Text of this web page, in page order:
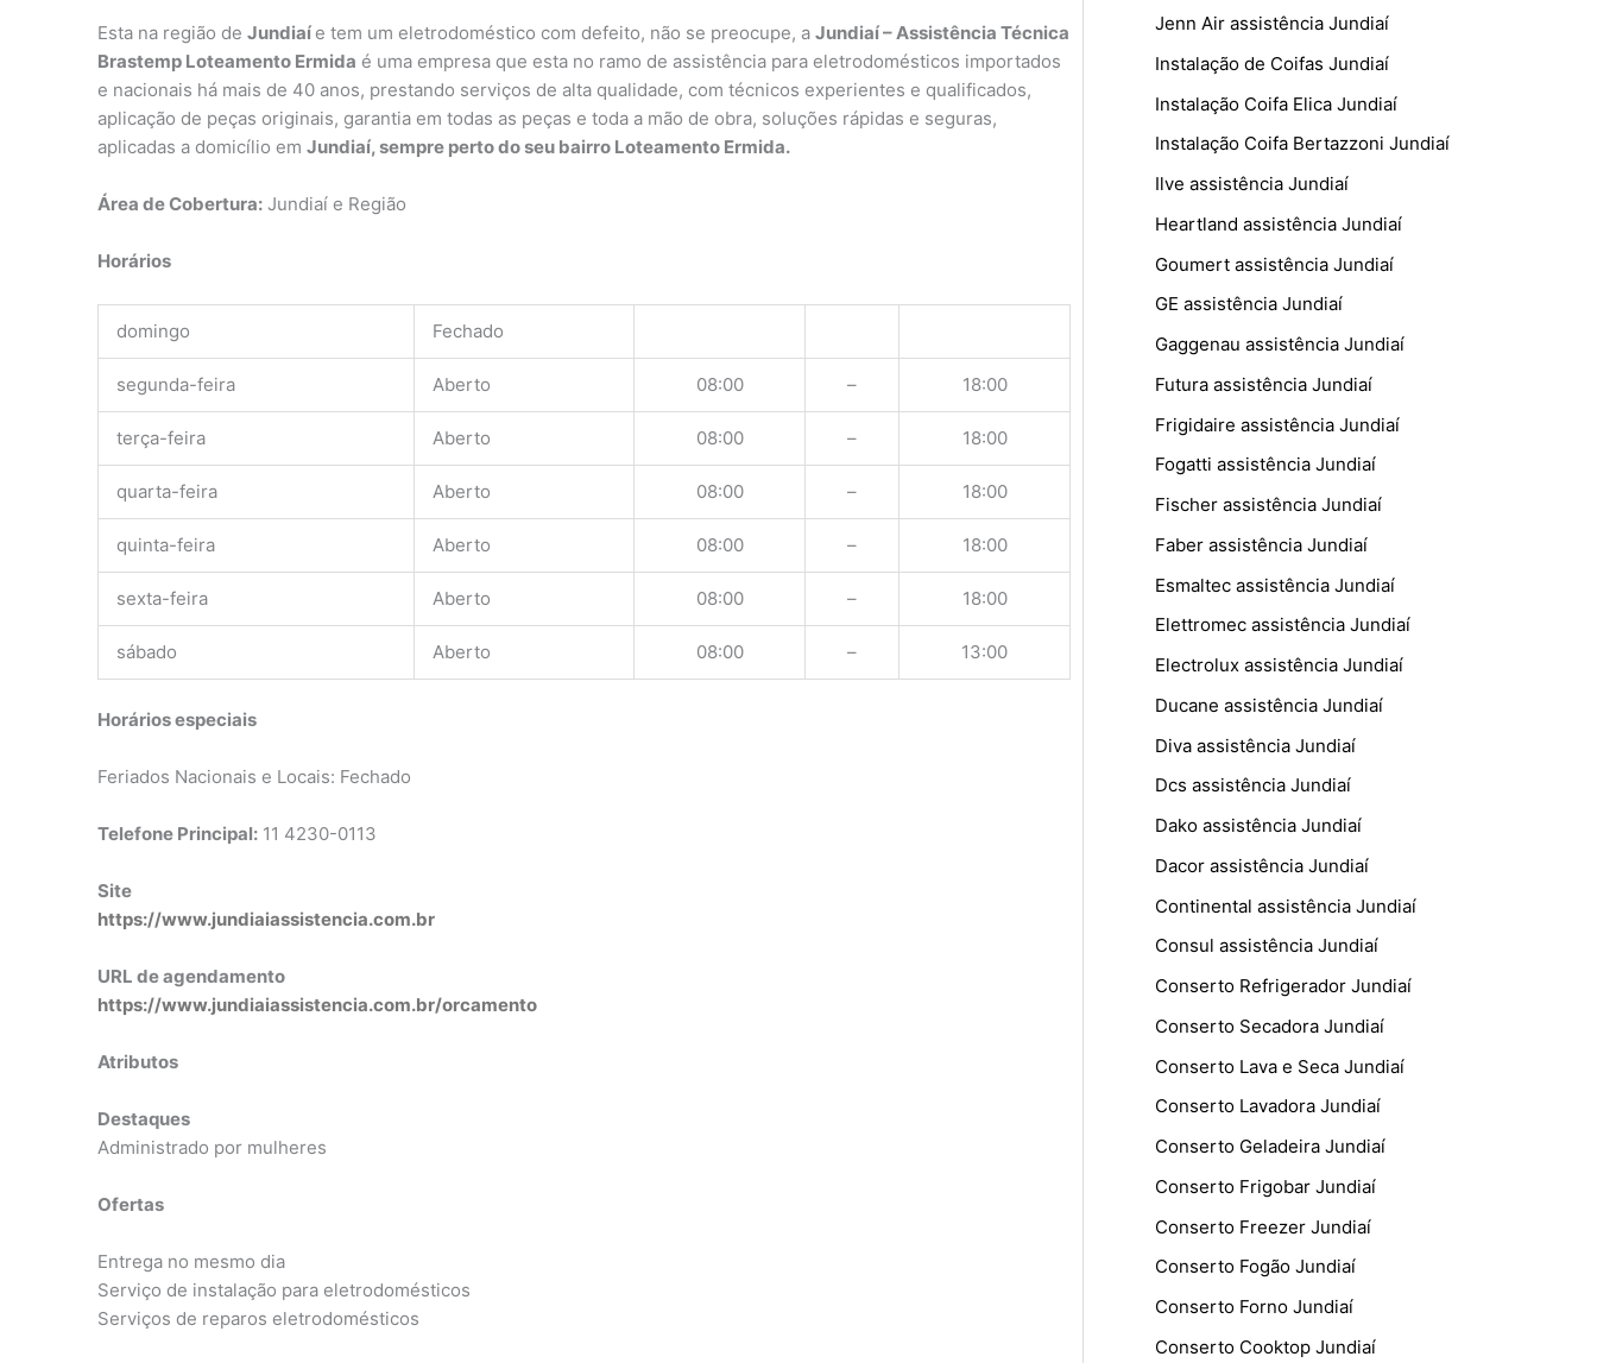
Esta na região de Jundiaí e tem um eletrodoméstico com defeito, não se preocupe, a Jundiaí – Assistência Técnica
Brastemp Loteamento Ermida é uma empresa que esta no ramo de assistência para eletrodomésticos importados
e nacionais há mais de 40 anos, prestando serviços de alta qualidade, com técnicos experientes e qualificados,
aplicação de peças originais, garantia em todas as peças e toda a mão de obra, soluções rápidas e seguras,
aplicadas a domicílio em Jundiaí, sempre perto do seu bairro Loteamento Ermida.
Área de Cobertura: Jundiaí e Região
Horários
domingo Fechado
segunda-feira Aberto 08:00 – 18:00
terça-feira Aberto 08:00 – 18:00
quarta-feira Aberto 08:00 – 18:00
quinta-feira Aberto 08:00 – 18:00
sexta-feira Aberto 08:00 – 18:00
sábado Aberto 08:00 – 13:00
Horários especiais
Feriados Nacionais e Locais: Fechado
Telefone Principal: 11 4230-0113
Site
https://www.jundiaiassistencia.com.br
URL de agendamento
https://www.jundiaiassistencia.com.br/orcamento
Atributos
Destaques
Administrado por mulheres
Ofertas
Entrega no mesmo dia
Serviço de instalação para eletrodomésticos
Serviços de reparos eletrodomésticos
Jenn Air assistência Jundiaí
Instalação de Coifas Jundiaí
Instalação Coifa Elica Jundiaí
Instalação Coifa Bertazzoni Jundiaí
Ilve assistência Jundiaí
Heartland assistência Jundiaí
Goumert assistência Jundiaí
GE assistência Jundiaí
Gaggenau assistência Jundiaí
Futura assistência Jundiaí
Frigidaire assistência Jundiaí
Fogatti assistência Jundiaí
Fischer assistência Jundiaí
Faber assistência Jundiaí
Esmaltec assistência Jundiaí
Elettromec assistência Jundiaí
Electrolux assistência Jundiaí
Ducane assistência Jundiaí
Diva assistência Jundiaí
Dcs assistência Jundiaí
Dako assistência Jundiaí
Dacor assistência Jundiaí
Continental assistência Jundiaí
Consul assistência Jundiaí
Conserto Refrigerador Jundiaí
Conserto Secadora Jundiaí
Conserto Lava e Seca Jundiaí
Conserto Lavadora Jundiaí
Conserto Geladeira Jundiaí
Conserto Frigobar Jundiaí
Conserto Freezer Jundiaí
Conserto Fogão Jundiaí
Conserto Forno Jundiaí
Conserto Cooktop Jundiaí